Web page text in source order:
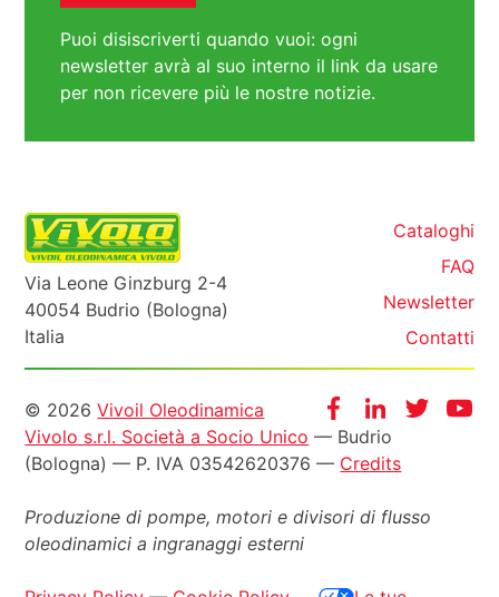
Puoi disiscriverti quando vuoi: ogni
newsletter avrà al suo interno il link da usare
per non ricevere più le nostre notizie.
Via Leone Ginzburg 2-4
40054 Budrio (Bologna)
Italia
Cataloghi
FAQ
Newsletter
Contatti
FacebookInstagram
Twitter
Informazioni
legali
© 2026Vivoil Oleodinamica
Vivolo s.r.l. Società a Socio Unico — Budrio
(Bologna) — P. IVA 03542620376 — Credits
Produzione di pompe, motori edivisori di flusso
oleodinamici a ingranaggi esterni